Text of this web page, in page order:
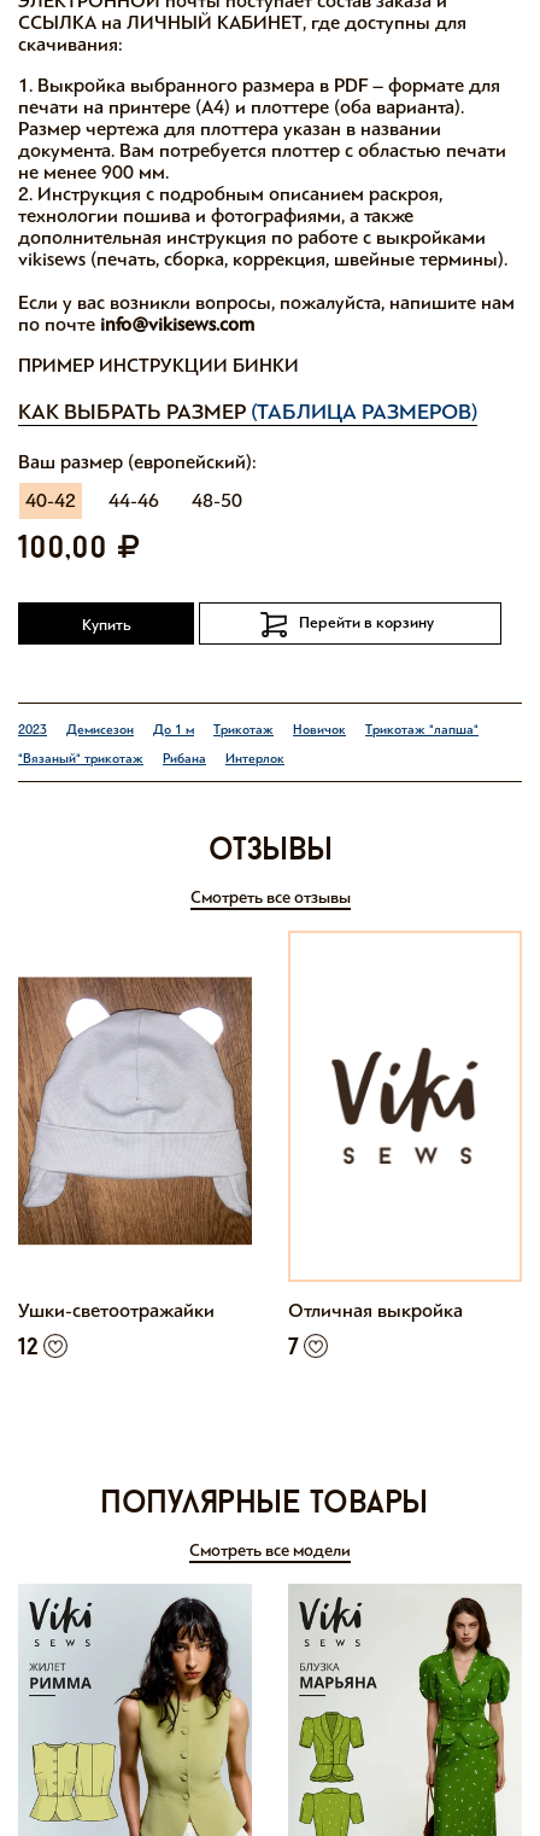
ССЫЛКА на ЛИЧНЫЙ КАБИНЕТ, где доступны для
скачивания:
1. Выкройка выбранного размера в PDF – формате для
печати на принтере (А4) и плоттере (оба варианта).
Размер чертежа для плоттера указан в названии
документа. Вам потребуется плоттер с областью печати
не менее 900 мм.
2. Инструкция с подробным описанием раскроя,
технологии пошива и фотографиями, а также
дополнительная инструкция по работе с выкройками
vikisews (печать, сборка, коррекция, швейные термины).
Если у вас возникли вопросы, пожалуйста, напишите нам
по почте info@vikisews.com
ПРИМЕР ИНСТРУКЦИИ БИНКИ
КАК ВЫБРАТЬ РАЗМЕР (ТАБЛИЦА РАЗМЕРОВ)
Ваш размер (европейский):
40-42
44-46 48-50
100,00
Купить Перейти в корзину
2023 Демисезон До 1 м Трикотаж Новичок
Трикотаж "лапша"
"Вязаный" трикотаж
Рибана Интерлок
отзывы
Смотреть все отзывы
Ушки-светоотражайки
12
Отличная выкройка
7
Популярные товары
Смотреть все модели